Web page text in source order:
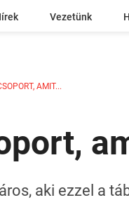
Vezetünk
AMIT...
aki ezzel a